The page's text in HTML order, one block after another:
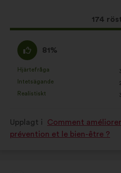
Det
här
174
Jag
håller
med
:
81%
betecknats
som:
Hjärtefråga
:gånger
Intetsägande
:gånger
Realistiskt
:gånger
Upplagt i
Comment
prévention et le bien-être ?